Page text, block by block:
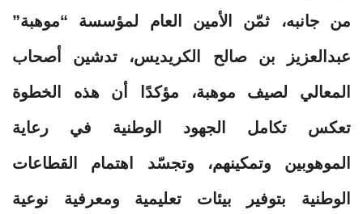
من جانبه، ثمّن الأمين العام لمؤسسة “موهبة”
عبدالعزيز بن صالح الكريديس، تدشين أصحاب
المعالي لصيف موهبة، مؤكدًا أن هذه الخطوة
تعكس تكامل الجهود الوطنية في رعاية
الموهوبين وتمكينهم، وتجسّد اهتمام القطاعات
الوطنية بتوفير بيئات تعليمية ومعرفية نوعية